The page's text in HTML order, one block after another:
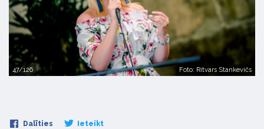
47/126 Foto: Ritvars Stankevičs
Dalīties Ieteikt